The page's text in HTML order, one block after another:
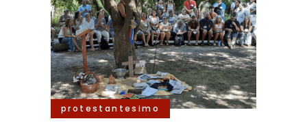
protestantesimo